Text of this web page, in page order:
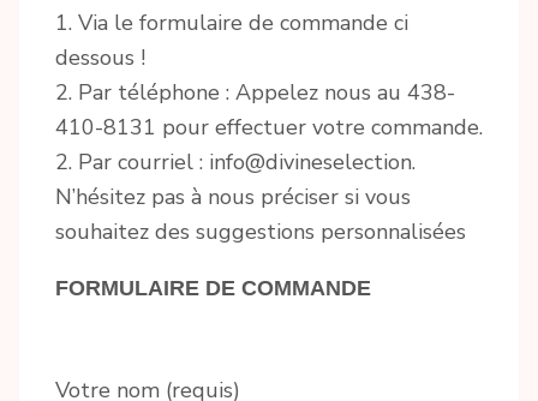
1. Via le formulaire de commande ci
dessous !
2. Par téléphone : Appelez nous au 438-
410-8131 pour effectuer votre commande.
2. Par courriel : info@divineselection.
N’hésitez pas à nous préciser si vous
souhaitez des suggestions personnalisées
FORMULAIRE DE COMMANDE
Votre nom (requis)